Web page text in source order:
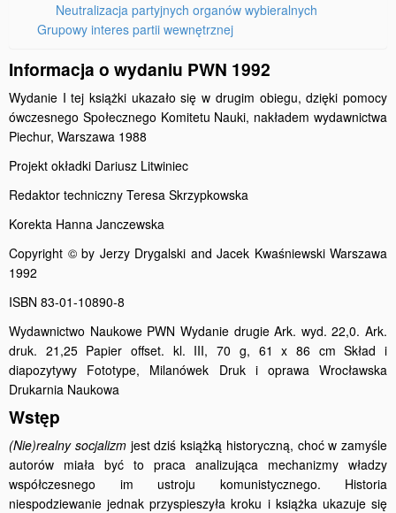
Neutralizacja partyjnych organów wybieralnych
Grupowy interes partii wewnętrznej
Informacja o wydaniu PWN 1992
Wydanie I tej książki ukazało się w drugim obiegu, dzięki pomocy
ówczesnego Społecznego Komitetu Nauki, nakładem wydawnictwa
Piechur, Warszawa 1988
Projekt okładki Dariusz Litwiniec
Redaktor techniczny Teresa Skrzypkowska
Korekta Hanna Janczewska
Copyright © by Jerzy Drygalski and Jacek Kwaśniewski Warszawa
1992
ISBN 83-01-10890-8
Wydawnictwo Naukowe PWN Wydanie drugie Ark. wyd. 22,0. Ark.
druk. 21,25 Papier offset. kl. III, 70 g, 61 x 86 cm Skład i
diapozytywy Fototype, Milanówek Druk i oprawa Wrocławska
Drukarnia Naukowa
Wstęp
(Nie)realny socjalizmjest dziś książką historyczną, choć w zamyśle
autorów miała być to praca analizująca mechanizmy władzy
współczesnego im ustroju komunistycznego. Historia
niespodziewanie jednak przyspieszyła kroku i książka ukazuje się